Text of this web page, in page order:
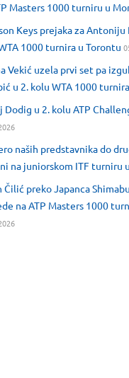
Masters 1000 turniru u
Keys prejaka za Antoniju
1000 turnira u Torontu
Vekić uzela prvi set pa
u 2. kolu WTA 1000
Dodig u 2. kolu ATP
naših predstavnika do
na juniorskom ITF turniru
Čilić preko Japanca
na ATP Masters 1000